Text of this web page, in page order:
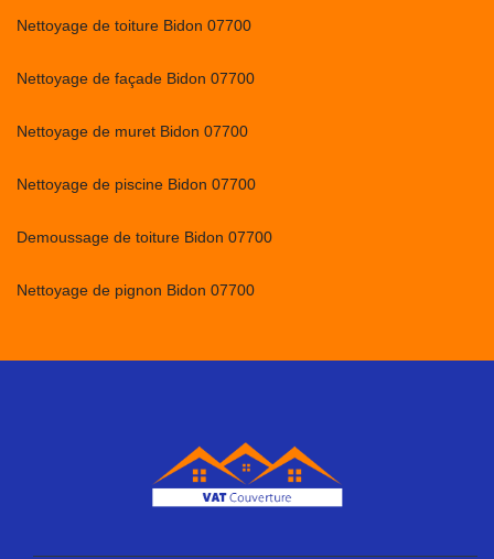
Nettoyage de toiture Bidon 07700
Nettoyage de façade Bidon 07700
Nettoyage de muret Bidon 07700
Nettoyage de piscine Bidon 07700
Demoussage de toiture Bidon 07700
Nettoyage de pignon Bidon 07700